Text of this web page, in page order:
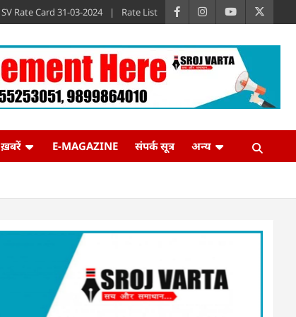
SV Rate Card 31-03-2024 Rate List
E-MAGAZINE संपर्क सूत्र अन्य